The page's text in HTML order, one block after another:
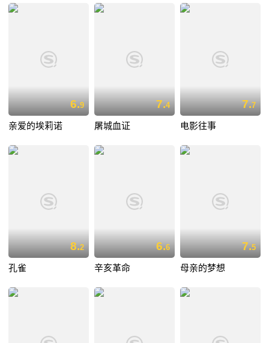
6.9
亲爱的埃莉诺
7.4
屠城血证
7.7
电影往事
8.2
孔雀
6.6
辛亥革命
7.5
母亲的梦想